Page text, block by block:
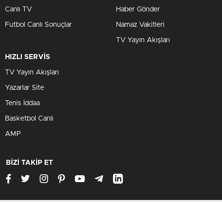
Canlı TV
Futbol Canlı Sonuçlar
Haber Gönder
Namaz Vakitleri
TV Yayın Akışları
HIZLI SERVİS
TV Yayın Akışları
Yazarlar Site
Tenis İddaa
Basketbol Canlı
AMP
BİZİ TAKİP ET